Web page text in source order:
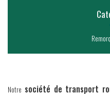
Notre société de transport